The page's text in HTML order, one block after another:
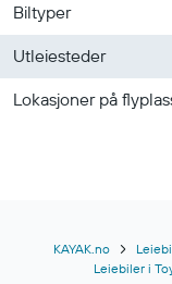
Biltyper
Utleiesteder
Lokasjoner på
KAYAK.no
Leiebiler i